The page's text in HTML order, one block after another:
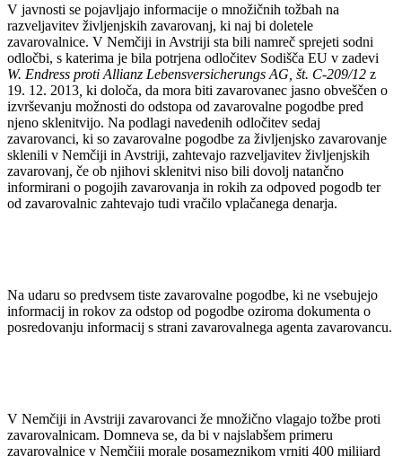
V javnosti se pojavljajo informacije o množičnih tožbah na
razveljavitev življenjskih zavarovanj, ki naj bi doletele
zavarovalnice. V Nemčiji in Avstriji sta bili namreč sprejeti sodni
odločbi, s katerima je bila potrjena odločitev Sodišča EU v zadevi
W. Endress proti Allianz Lebensversicherungs AG, št. C-209/12 z
19. 12. 2013 ki določa, da mora biti zavarovanec jasno obveščen o
izvrševanju možnosti do odstopa od zavarovalne pogodbe pred
njeno sklenitvijo. Na podlagi navedenih odločitev sedaj
zavarovanci, ki so zavarovalne pogodbe za življenjsko zavarovanje
sklenili v Nemčiji in Avstriji, zahtevajo razveljavitev življenjskih
zavarovanj, če ob njihovi sklenitvi niso bili dovolj natančno
informirani o pogojih zavarovanja in rokih za odpoved pogodb ter
od zavarovalnic zahtevajo tudi vračilo vplačanega denarja.
Na udaru so predvsem tiste zavarovalne pogodbe, ki ne vsebujejo
informacij in rokov za odstop od pogodbe oziroma dokumenta o
posredovanju informacij s strani zavarovalnega agenta zavarovancu.
V Nemčiji in Avstriji zavarovanci že množično vlagajo tožbe proti
zavarovalnicam. Domneva se, da bi v najslabšem primeru
zavarovalnice v Nemčiji morale posameznikom vrniti 400 milijard